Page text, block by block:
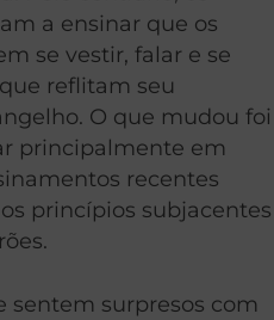
a ensinar que os
se vestir, falar e se
reflitam seu
O que mudou foi
principalmente em
recentes
princípios subjacentes
sentem surpresos com